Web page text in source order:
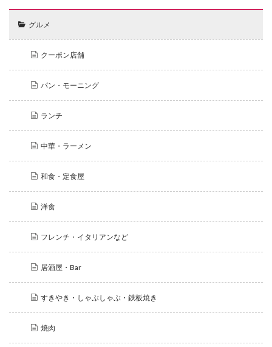
グルメ
クーポン店舗
パン・モーニング
ランチ
中華・ラーメン
和食・定食屋
洋食
フレンチ・イタリアンなど
居酒屋・Bar
すきやき・しゃぶしゃぶ・鉄板焼き
焼肉